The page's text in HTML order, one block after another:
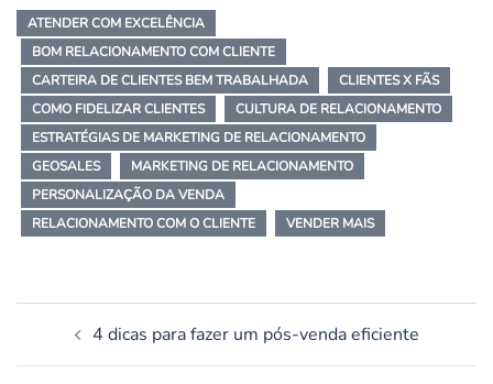
ATENDER COM EXCELÊNCIA
BOM RELACIONAMENTO COM CLIENTE
CARTEIRA DE CLIENTES BEM TRABALHADA
CLIENTES X FÃS
COMO FIDELIZAR CLIENTES
CULTURA DE RELACIONAMENTO
ESTRATÉGIAS DE MARKETING DE RELACIONAMENTO
GEOSALES
MARKETING DE RELACIONAMENTO
PERSONALIZAÇÃO DA VENDA
RELACIONAMENTO COM O CLIENTE
VENDER MAIS
4 dicas para fazer um pós-venda eficiente